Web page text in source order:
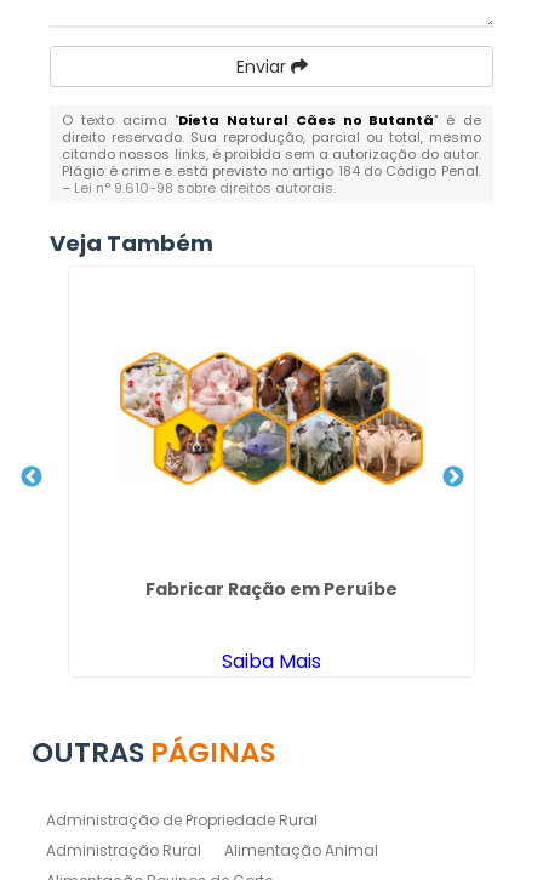
Enviar
O texto acima "Dieta Natural Cães no Butantã" é de
direito reservado. Sua reprodução, parcial ou total, mesmo
citando nossos links, é proibida sem a autorização do autor.
Plágio é crime e está previsto no artigo 184 do Código Penal.
– Lei n° 9.610-98 sobre direitos autorais.
Veja Também
Fabricar Ração em Peruíbe
Saiba Mais
OUTRAS PÁGINAS
Administração de Propriedade Rural
Administração Rural
Alimentação Animal